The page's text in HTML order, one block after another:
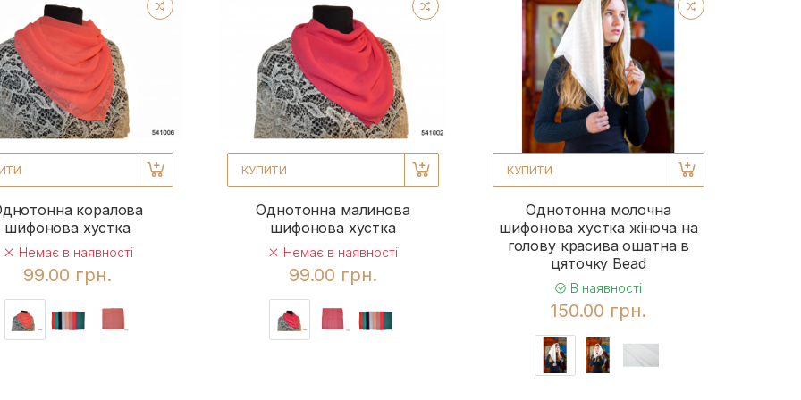
коралова
шифонова хустка
Немає в наявності
99.00 грн.
КУПИТИ
Однотонна малинова
шифонова хустка
Немає в наявності
99.00 грн.
КУПИТИ
Однотонна молочна
шифонова хустка жіноча на
голову красива ошатна в
цяточку Bead
В наявності
150.00 грн.